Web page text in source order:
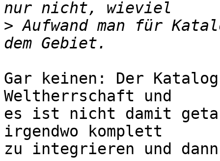
> Aufwand man für
Gar keinen: Der
Weltherrschaft und
es ist nicht damit
irgendwo komplett
zu integrieren und